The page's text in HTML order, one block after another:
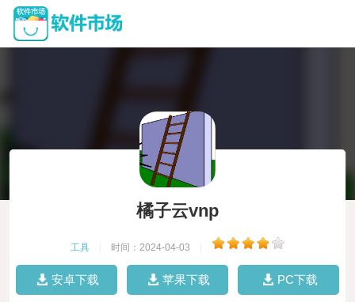
橘子云vnp
工具 时间：2024-04-03
安卓下载 苹果下载 PC下载